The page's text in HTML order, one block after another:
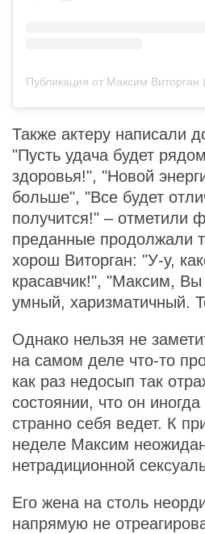
Публикация от Максим Виторган
Также актеру написали
"Пусть удача будет
здоровья!", "Новой
больше", "Все будет
получится!" – отметили
преданные продолжали
хорош Виторган: "У-у,
красавчик!", "Максим, Вы
умный, харизматичный.
Однако нельзя не
на самом деле что-то
как раз недосып так
состоянии, что он иногда
странно себя ведет. К
неделе Максим
нетрадиционной
Его жена на столь
напрямую не